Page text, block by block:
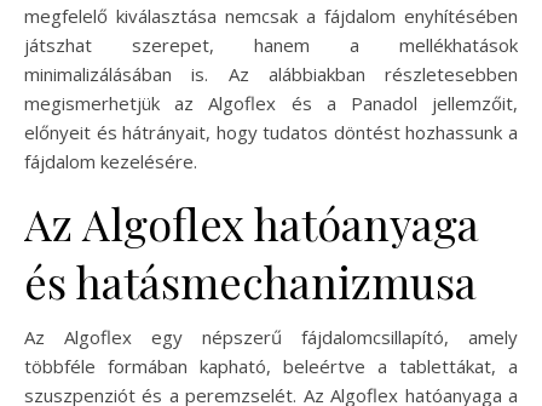
megfelelő kiválasztása nemcsak a fájdalom enyhítésében
játszhat szerepet, hanem a mellékhatások
minimalizálásában is. Az alábbiakban részletesebben
megismerhetjük az Algoflex és a Panadol jellemzőit,
előnyeit és hátrányait, hogy tudatos döntést hozhassunk a
fájdalom kezelésére.
Az Algoflex hatóanyaga
és hatásmechanizmusa
Az Algoflex egy népszerű fájdalomcsillapító, amely
többféle formában kapható, beleértve a tablettákat, a
szuszpenziót és a peremzselét. Az Algoflex hatóanyaga a